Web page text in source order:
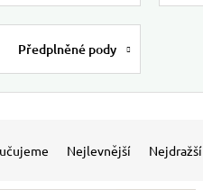
Předplněné pody
Nejlevnější Nejdražší